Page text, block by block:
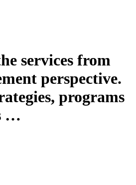
services from
perspective.
programs
…